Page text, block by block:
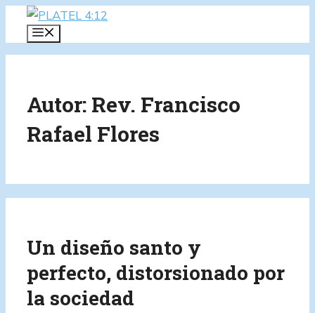
Saltar
contenido
Autor: Rev. Francisco
Rafael Flores
Un diseño santo y
perfecto, distorsionado por
la sociedad